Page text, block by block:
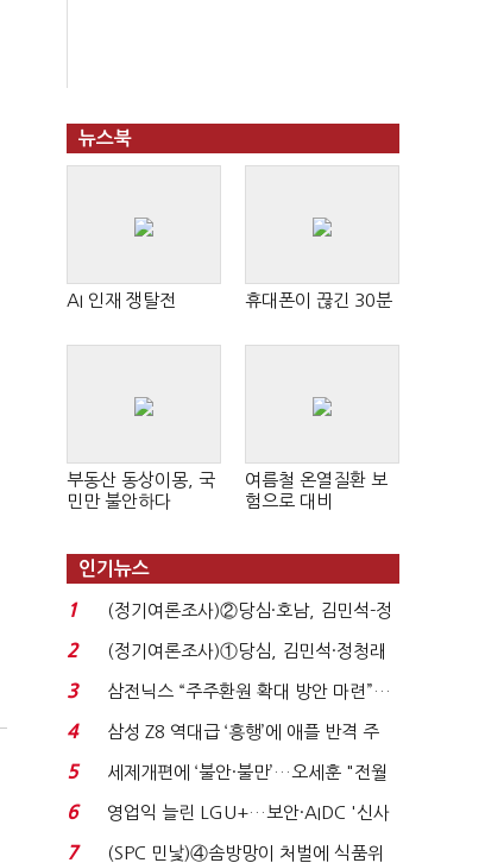
뉴스북
AI 인재 쟁탈전 휴대폰이 끊긴 30분
부동산 동상이몽, 국
민만 불안하다
여름철 온열질환 보
험으로 대비
인기뉴스
1
(정기여론조사)②당심·호남, 김민석-정
청래 '초접전'...
2
(정기여론조사)①당심, 김민석·정청래
'초접전'…대통령 ...
3
삼전닉스 “주주환원 확대 방안 마련”…
로이터에 성명...
4
삼성 Z8 역대급 ‘흥행’에 애플 반격 주
목…9월 ‘폴...
5
세제개편에 ‘불안·불만’…오세훈 "전월
세 구하기 더 ...
6
영업익 늘린 LGU+…보안·AIDC '신사
업 드라이브'...
7
(SPC 민낯)④솜방망이 처벌에 식품위